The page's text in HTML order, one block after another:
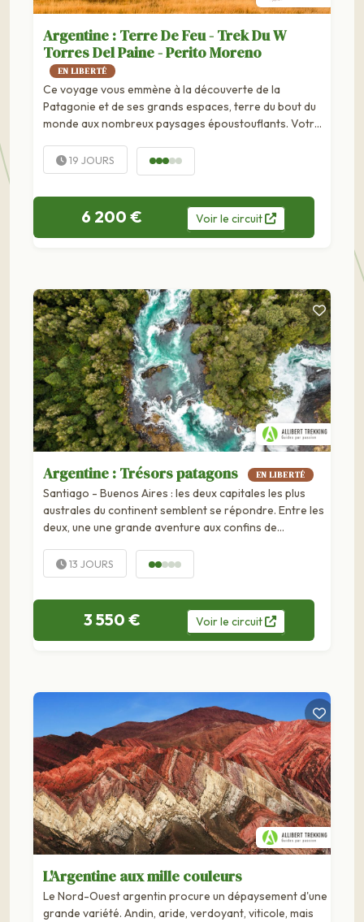
Argentine : Terre De Feu - Trek Du W
Torres Del Paine - Perito Moreno
EN LIBERTÉ
Ce voyage vous emmène à la découverte de la
Patagonie et de ses grands espaces, terre du bout du
monde aux nombreux paysages époustouflants. Votre
19 JOURS
6 200 € Voirle circuit
Argentine : Trésors patagons EN LIBERTÉ
Santiago - Buenos Aires : les deux capitales les plus
australes du continent semblent se répondre. Entre les
deux, une une grande aventure aux confins de
13 JOURS
3 550 € Voirle circuit
L'Argentine aux mille couleurs
Le Nord-Ouest argentin procure un dépaysement d'une
grande variété. Andin, aride, verdoyant, viticole, mais